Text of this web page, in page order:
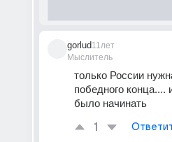
gorlud
Мыслитель
11лет
только России
победного конца....
было начинать
1